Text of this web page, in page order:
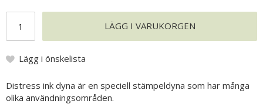
LÄGG I VARUKORGEN
Lägg i önskelista
Distress ink dyna är en speciell stämpeldyna som har många
olika användningsområden.